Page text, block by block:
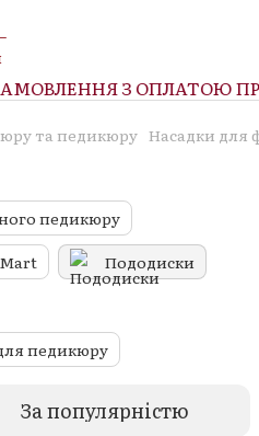
З ОПЛАТОЮ
та педикюру Насадки для
педикюру
Пододиски
педикюру
За популярністю